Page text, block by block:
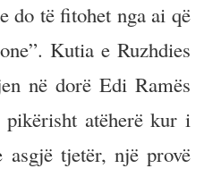
do të fitohet nga ai që
Kutia e Ruzhdies
në dorë Edi Ramës
atëherë kur i
asgjë tjetër, një provë